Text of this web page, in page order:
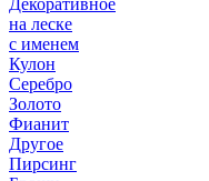
Декоративное
на леске
с именем
Кулон
Серебро
Золото
Фианит
Другое
Пирсинг